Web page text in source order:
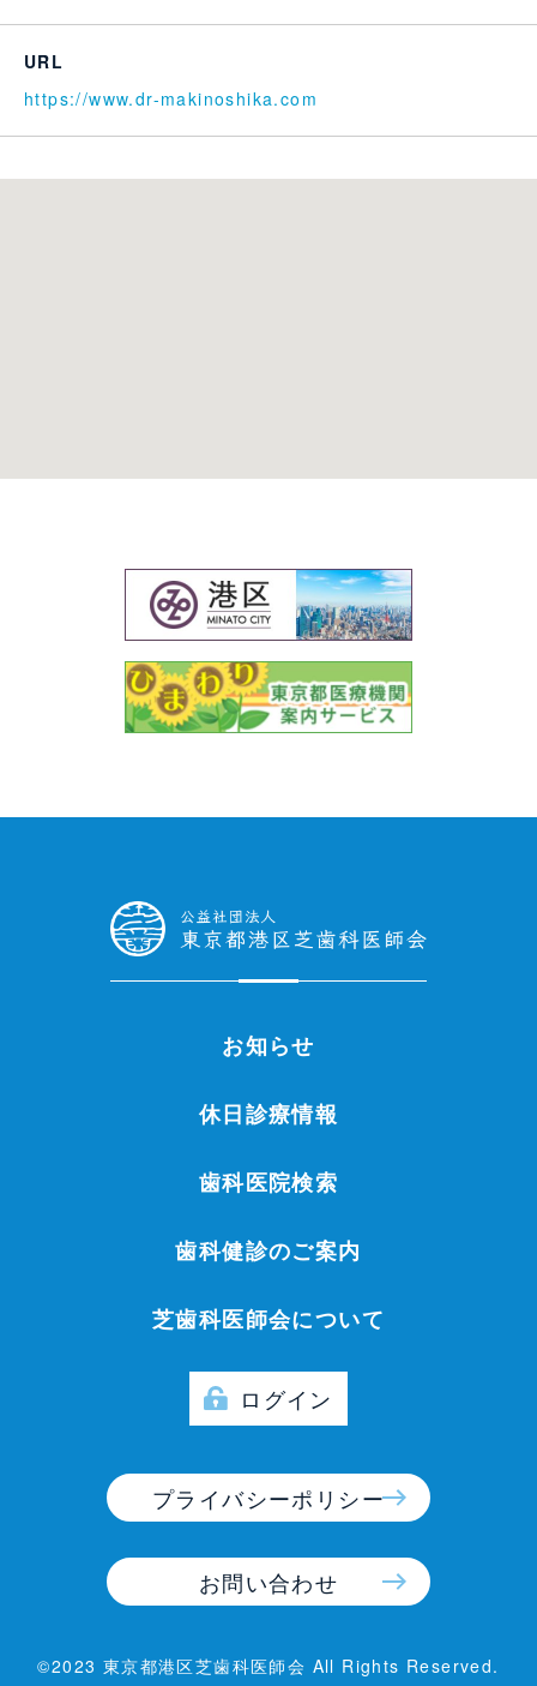
URL
https://www.dr-makinoshika.com
お知らせ
休日診療情報
歯科医院検索
歯科健診のご案内
芝歯科医師会について
ログイン
プライバシーポリシー
お問い合わせ
©2023 東京都港区芝歯科医師会 All Rights Reserved.